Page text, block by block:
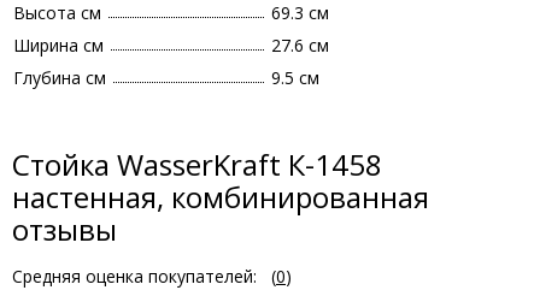
Высота см
69.3 см
Ширина см
27.6 см
Глубина см
9.5 см
Стойка WasserKraft К-1458
настенная, комбинированная
отзывы
Средняя оценка покупателей: (0)